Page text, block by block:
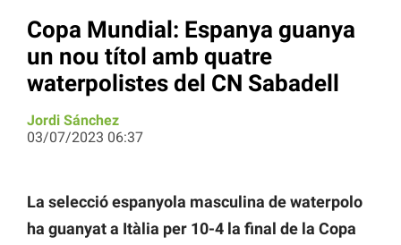
Copa Mundial: Espanya guanya
un nou títol amb quatre
waterpolistes del CN Sabadell
Jordi Sánchez
03/07/2023 06:37
La selecció espanyola masculina de waterpolo
ha guanyat a Itàlia per 10-4 la final de la Copa